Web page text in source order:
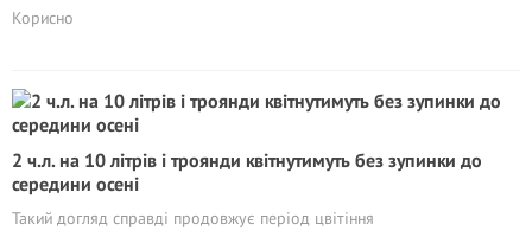
Корисно
2 ч.л. на 10 літрів і троянди квітнутимуть без зупинки до
середини осені
Такий догляд справді продовжує період цвітіння